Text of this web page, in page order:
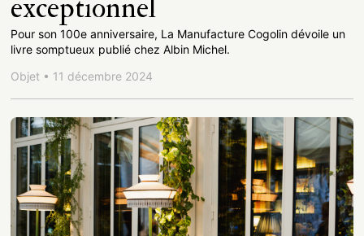
exceptionnel
Pour son 100e anniversaire, La Manufacture Cogolin dévoile un
livre somptueux publié chez Albin Michel.
Objet • 11 décembre 2024